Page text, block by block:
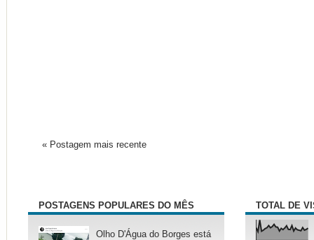
« Postagem mais recente
POSTAGENS POPULARES DO MÊS
Olho D'Água do Borges está
TOTAL DE